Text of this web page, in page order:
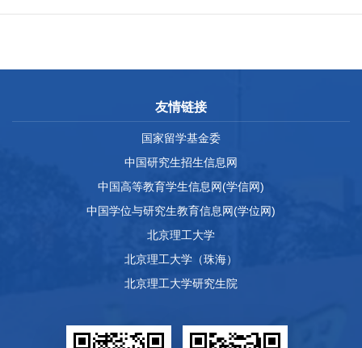
友情链接
国家留学基金委
中国研究生招生信息网
中国高等教育学生信息网(学信网)
中国学位与研究生教育信息网(学位网)
北京理工大学
北京理工大学（珠海）
北京理工大学研究生院